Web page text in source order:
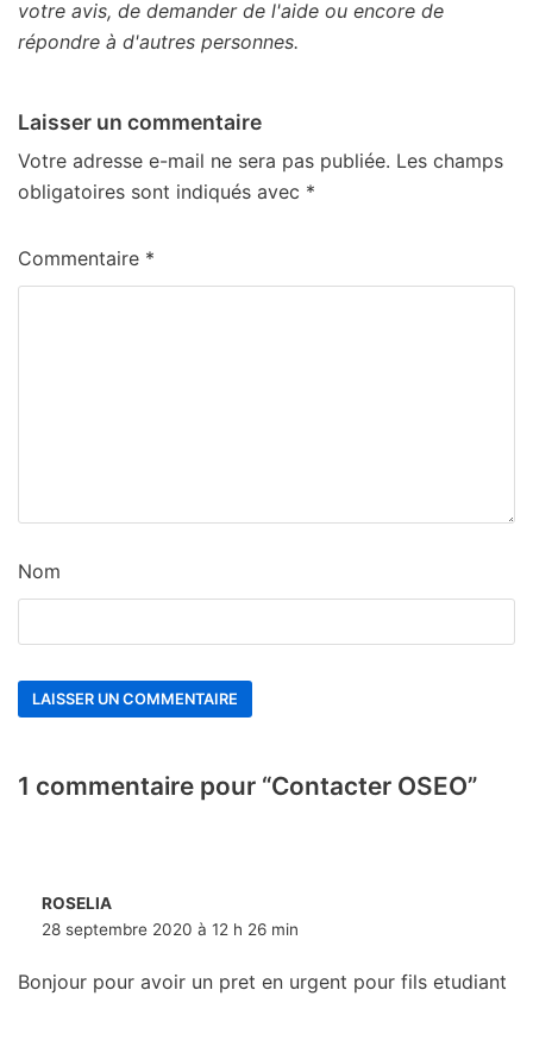
votre avis, de demander de l'aide ou encore de
répondre à d'autres personnes.
Laisser un commentaire
Votre adresse e-mail ne sera pas publiée. Les champs
obligatoires sont indiqués avec *
Commentaire *
Nom
1 commentaire pour “Contacter OSEO”
ROSELIA
28 septembre 2020 à 12 h 26 min
Bonjour pour avoir un pret en urgent pour fils etudiant